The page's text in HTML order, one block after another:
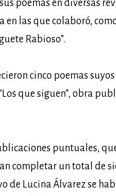
poemas en diversas
en las que colaboró,
Rabioso”.
cinco poemas
que siguen”, obra
puntuales,
completar un total de
de Lucina Álvarez se